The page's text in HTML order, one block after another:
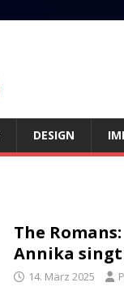
DESIGN
The
Annika
14. März 2025